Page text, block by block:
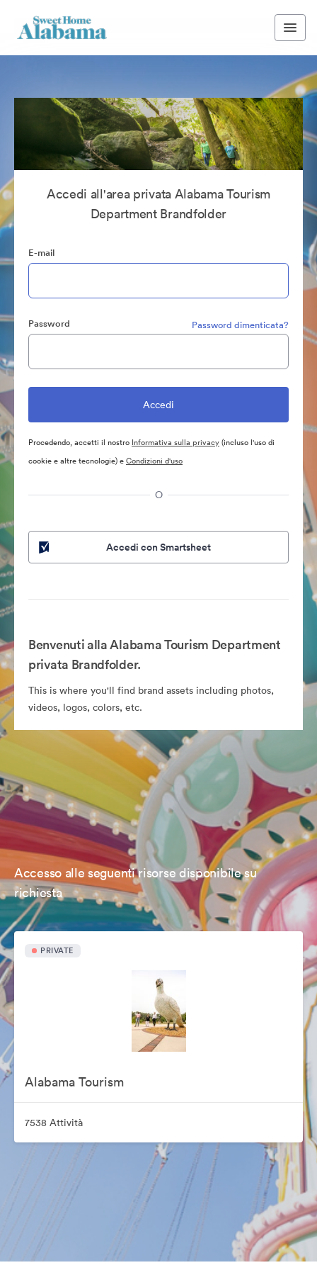
Accedi all'area privata Alabama Tourism
Department Brandfolder
E-mail
Password Password dimenticata?
Procedendo, accetti il nostro Informativa sulla privacy(incluso l'uso di
cookie e altre tecnologie) eCondizioni d'uso
O
Accedi con Smartsheet
Benvenuti alla Alabama Tourism Department
privata Brandfolder.
This is where you'll find brand assets including photos,
videos, logos, colors, etc.
Accesso alle seguenti risorse disponibile su
richiesta
PRIVATE
Alabama Tourism
7538 Attività